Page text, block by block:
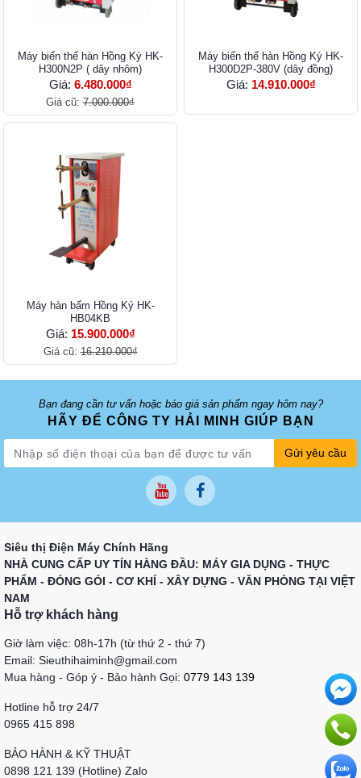
Máy biến thế hàn Hồng Ký HK-
H300N2P ( dây nhôm)
Giá: 6.480.000₫
Giá cũ: 7.000.000₫
Máy biến thế hàn Hồng Ký HK-
H300D2P-380V (dây đồng)
Giá: 14.910.000₫
Máy hàn bấm Hồng Ký HK-
HB04KB
Giá: 15.900.000₫
Giá cũ:16.210.000₫
Bạn đang cần tư vấn hoặc báo giá sản phẩm ngay hôm nay?
HÃY ĐỂ CÔNG TY HẢI MINH GIÚP BẠN
Gửi yêu cầu
Siêu thị Điện Máy Chính Hãng
NHÀ CUNG CẤP UY TÍN HÀNG ĐẦU: MÁY GIA DỤNG - THỰC
PHẨM - ĐÓNG GÓI - CƠ KHÍ - XÂY DỰNG - VĂN PHÒNG TẠI VIỆT
NAM
Hỗ trợ khách hàng
Giờ làm việc: 08h-17h (từ thứ 2 - thứ 7)
Email: Sieuthihaiminh@gmail.com
Mua hàng - Góp ý - Bảo hành Gọi: 0779 143 139
Hotline hỗ trợ 24/7
0965 415 898
BẢO HÀNH & KỸ THUẬT
0898 121 139 (Hotline) Zalo